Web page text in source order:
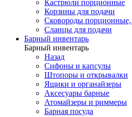
Кастрюли порционные
Корзины для подачи
Сковороды порционные,
Сланцы для подачи
Барный инвентарь
Барный инвентарь
Назад
Сифоны и капсулы
Штопоры и открывалки
Ящики и органайзеры
Аксесуары барные
Атомайзеры и риммеры
Барная посуда